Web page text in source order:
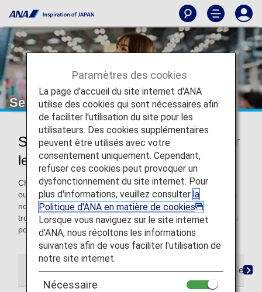
Services supplémentaires
Services supplémentaires ANA pour
les passagers
Chez ANA, nous voulons rendre vos vacances à l'étranger
ou votre voyage d'affaires encore plus confortables grâce à
nos services supplémentaires. Sur cette page, vous
trouverez des informations sur tous les services disponibles
pour votre prochain voyage avec ANA.
Services facultatifs de vols internationaux
Paramètres des cookies
La page d'accueil du site internet d'ANA
utilise des cookies qui sont nécessaires afin
de faciliter l'utilisation du site pour les
utilisateurs. Des cookies supplémentaires
peuvent être utilisés avec votre
consentement uniquement. Cependant,
refuser ces cookies peut provoquer un
dysfonctionnement du site internet. Pour
plus d'informations, veuillez consulter la
Politique d'ANA en matière de cookies
.
Lorsque vous naviguez sur le site internet
d'ANA, nous récoltons les informations
suivantes afin de vous faciliter l'utilisation de
notre site internet.
Nécessaire